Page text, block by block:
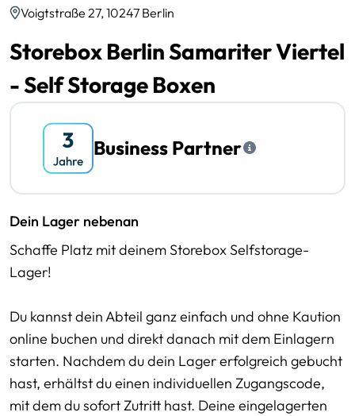
Voigtstraße 27, 10247 Berlin
Storebox Berlin Samariter Viertel
- Self Storage Boxen
Business Partner
Dein Lager nebenan
Schaffe Platz mit deinem Storebox Selfstorage-
Lager!
Du kannst dein Abteil ganz einfach und ohne Kaution
online buchen und direkt danach mit dem Einlagern
starten. Nachdem du dein Lager erfolgreich gebucht
hast, erhältst du einen individuellen Zugangscode,
mit dem du sofort Zutritt hast. Deine eingelagerten